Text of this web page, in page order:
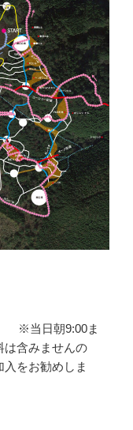
※当日朝9:00ま
は含みませんの
入をお勧めしま